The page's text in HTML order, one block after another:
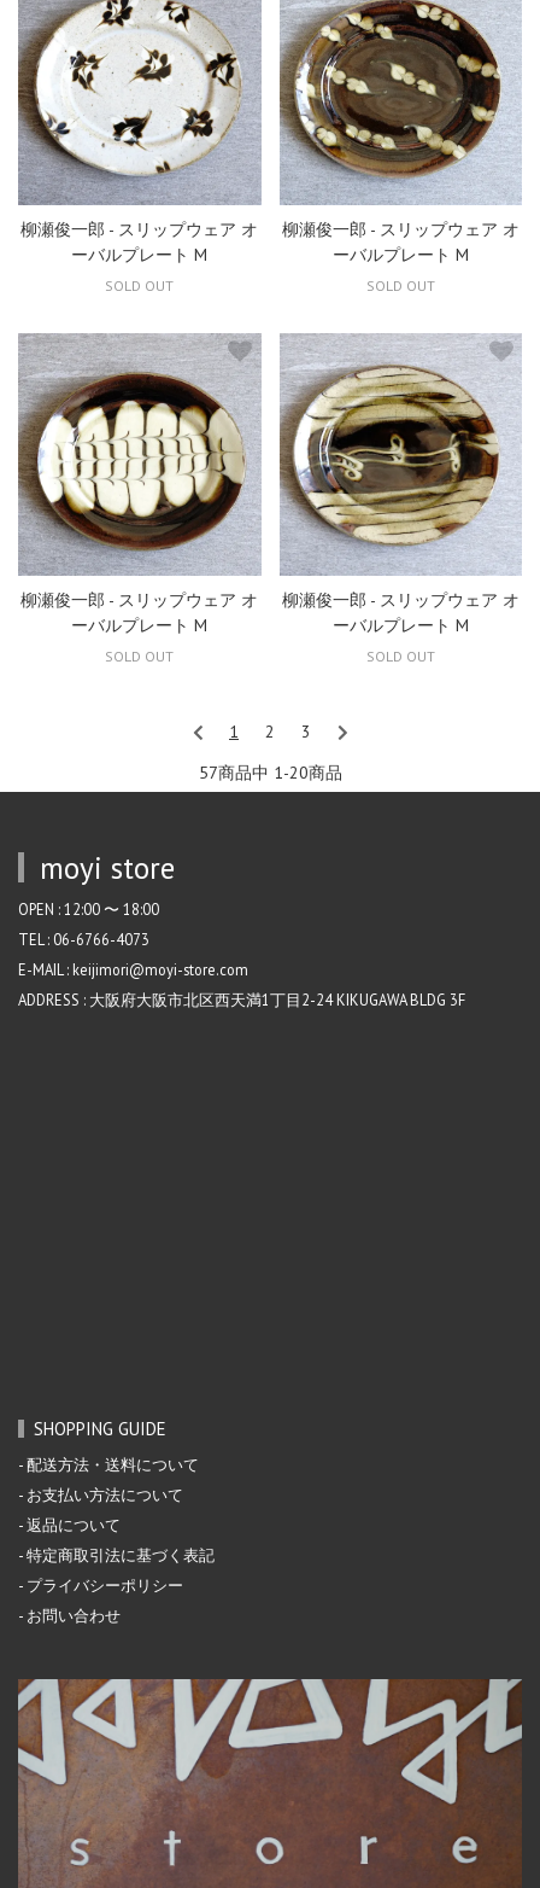
柳瀬俊一郎 - スリップウェア オ
ーバルプレート M
SOLD OUT
柳瀬俊一郎 - スリップウェア オ
ーバルプレート M
SOLD OUT
柳瀬俊一郎 - スリップウェア オ
ーバルプレート M
SOLD OUT
柳瀬俊一郎 - スリップウェア オ
ーバルプレート M
SOLD OUT
1 2
3
57商品中 1-20商品
moyi store
OPEN : 12:00 〜 18:00
TEL : 06-6766-4073
E-MAIL : keijimori@moyi-store.com
ADDRESS : 大阪府大阪市北区西天満1丁目2-24 KIKUGAWA BLDG 3F
SHOPPING GUIDE
配送方法・送料について
お支払い方法について
返品について
特定商取引法に基づく表記
プライバシーポリシー
お問い合わせ